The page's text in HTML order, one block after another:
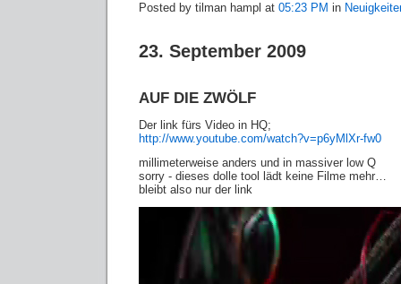
Posted by tilman hampl at 05:23 PM in
23. September 2009
AUF DIE ZWÖLF
Der link fürs Video in HQ;
http://www.youtube.com/watch?v=p6yMlXr-fw0
millimeterweise anders und in massiver low Q
sorry - dieses dolle tool lädt keine Filme mehr…
bleibt also nur der link